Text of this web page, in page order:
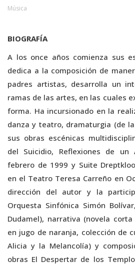
Música
BIOGRAFÍA
A los once años comienza sus
dedica a la composición de
padres artistas, desarrolla un
ramas de las artes, en las cuales
forma. Ha incursionado en la
danza y teatro, dramaturgia (de
sus obras escénicas
del Suicidio, Reflexiones de un
febrero de 1999 y Suite
en el Teatro Teresa Carreño en
dirección del autor y la
Orquesta Sinfónica Simón
Dudamel), narrativa (novela
en jugo de naranja, colección de
Alicia y la Melancolía) y
obras El Despertar de los